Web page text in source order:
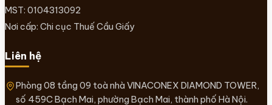
MST: 0104313092
Nơi cấp: Chi cục Thuế Cầu Giấy
Liên hệ
Phòng 08 tầng 09 toà nhà VINACONEX DIAMOND TOWER,
số 459C Bạch Mai, phường Bạch Mai, thành phố Hà Nội.